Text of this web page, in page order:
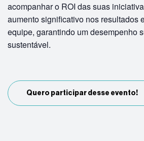
acompanhar o ROI das suas
aumento significativo nos resultados
equipe, garantindo um desempenho
sustentável.
Quero participar desse evento!